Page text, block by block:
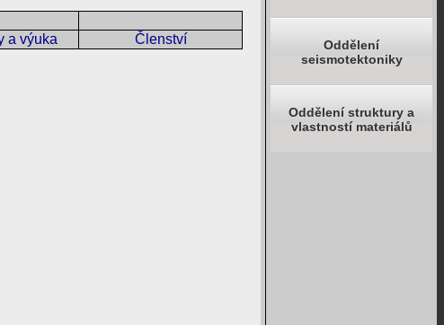
a výuka
Členství
Oddělení
seismotektoniky
Oddělení struktury a
vlastností materiálů